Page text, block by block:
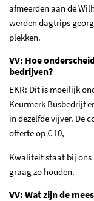
afmeerden aan de
werden dagtrips
plekken.
VV: Hoe
bedrijven?
EKR: Dit is moeilijk
Keurmerk Busbedrijf
in dezelfde vijver. De
offerte op € 10,-
Kwaliteit staat bij ons
graag zo houden.
VV: Wat zijn de